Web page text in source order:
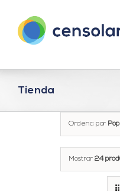
contenido
Tienda
Ordena por
Mostrar 24